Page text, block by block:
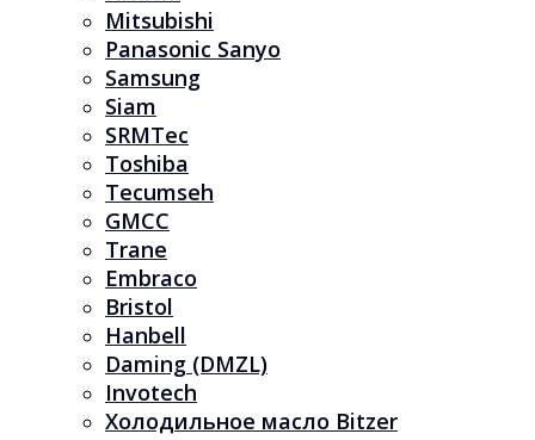
Mitsubishi
Panasonic Sanyo
Samsung
Siam
SRMTec
Toshiba
Tecumseh
GMCC
Trane
Embraco
Bristol
Hanbell
Daming (DMZL)
Invotech
Холодильное масло Bitzer